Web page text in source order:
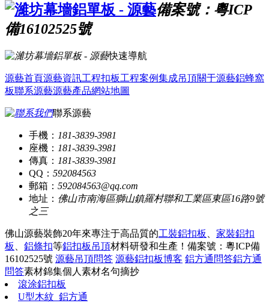
備案號：粵ICP
備16102525號
快速導航
源藝首頁源藝資訊工程扣板工程案例集成吊頂關于源藝鋁蜂窩
板聯系源藝源藝產品網站地圖
聯系源藝
手機： 181-3839-3981
座機： 181-3839-3981
傳真： 181-3839-3981
QQ： 592084563
郵箱： 592084563@qq.com
地址： 佛山市南海區獅山鎮羅村聯和工業區東區16路9號
之三
佛山源藝裝飾20年來專注于高品質的工裝鋁扣板 、 家裝鋁扣
板 、 鋁條扣等鋁扣板吊頂材料研發和生產！ 備案號：粵ICP備
16102525號 源藝吊頂問答 源藝鋁扣板博客 鋁方通問答鋁方通
問答素材錦集個人素材名句摘抄
滾涂鋁扣板
U型木紋_鋁方通